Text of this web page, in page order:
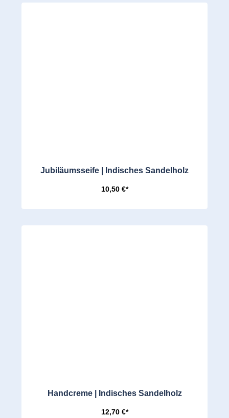
Jubiläumsseife | Indisches Sandelholz
10,50 €*
Handcreme | Indisches Sandelholz
12,70 €*